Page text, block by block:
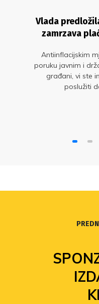
Vlada
zamrzava
Antiinflacijskim
poruku javnim i
građani, vi ste
poslužiti